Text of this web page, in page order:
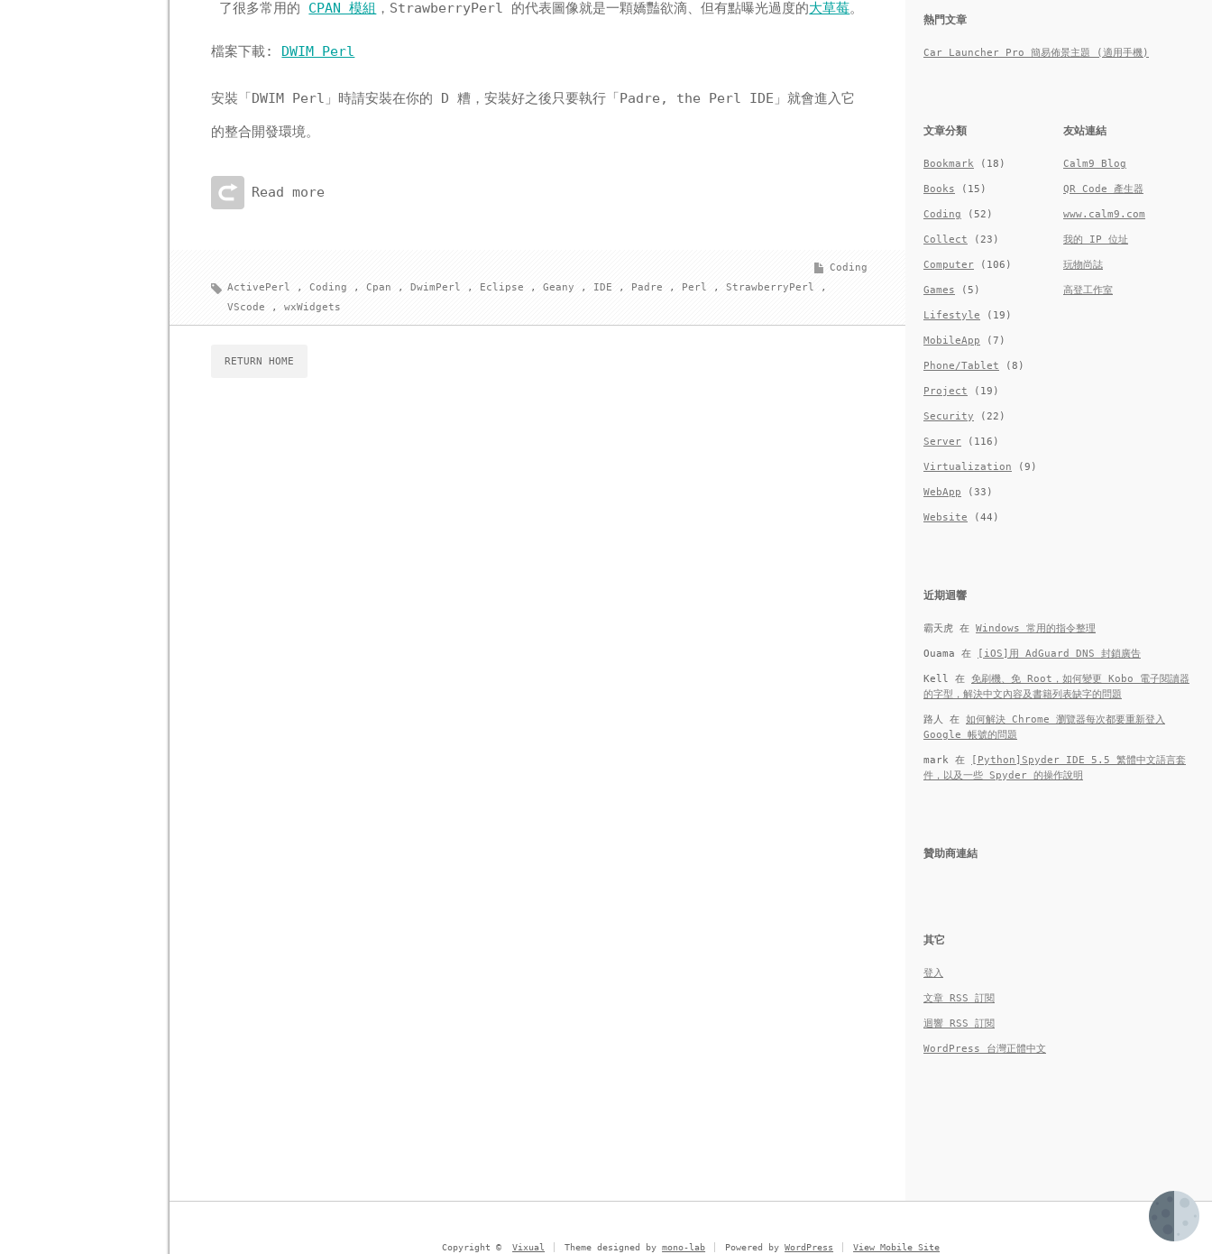
了很多常用的 CPAN 模組 ，StrawberryPerl 的代表圖像就是一顆嬌豔欲滴、但有點曝光過度的大草莓。
檔案下載: DWIM Perl
安裝「DWIM Perl」時請安裝在你的 D 糟，安裝好之後只要執行「Padre, the Perl IDE」就會進入它
的整合開發環境。
Read more
Coding
ActivePerl
, Coding , Cpan , DwimPerl , Eclipse , Geany , IDE , Padre , Perl , StrawberryPerl
,
VScode
, wxWidgets
RETURN HOME
熱門文章
Car Launcher Pro 簡易佈景主題 (適用手機)
文章分類
Bookmark (18)
Books (15)
Coding (52)
Collect (23)
Computer (106)
Games (5)
Lifestyle (19)
MobileApp (7)
Phone/Tablet (8)
Project (19)
Security (22)
Server (116)
Virtualization (9)
WebApp (33)
Website (44)
友站連結
Calm9 Blog
QR Code 產生器
www.calm9.com
我的 IP 位址
玩物尚誌
高登工作室
近期迴響
霸天虎 在 Windows 常用的指令整理
Ouama 在 [iOS]用 AdGuard DNS 封鎖廣告
Kell 在 免刷機、免 Root，如何變更 Kobo 電子閱讀器
的字型，解決中文內容及書籍列表缺字的問題
路人 在 如何解決 Chrome 瀏覽器每次都要重新登入
Google 帳號的問題
mark 在
[Python]Spyder IDE 5.5 繁體中文語言套
件，以及一些 Spyder 的操作說明
贊助商連結
其它
登入
文章 RSS 訂閱
迴響 RSS 訂閱
WordPress 台灣正體中文
Copyright ©Vixual Theme designed bymono-lab Powered byWordPress View Mobile Site